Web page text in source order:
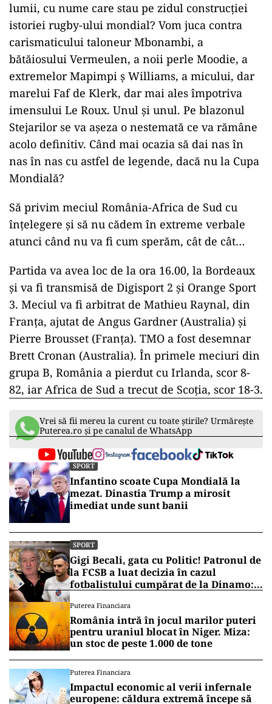
lumii, cu nume care stau pe zidul construcției
istoriei rugby-ului mondial? Vom juca contra
carismaticului taloneur Mbonambi, a
bătăiosului Vermeulen, a noii perle Moodie, a
extremelor Mapimpi ș Williams, a micului, dar
marelui Faf de Klerk, dar mai ales împotriva
imensului Le Roux. Unul și unul. Pe blazonul
Stejarilor se va așeza o nestemată ce va rămâne
acolo definitiv. Când mai ocazia să dai nas în
nas în nas cu astfel de legende, dacă nu la Cupa
Mondială?
Să privim meciul România-Africa de Sud cu
înțelegere și să nu cădem în extreme verbale
atunci când nu va fi cum sperăm, cât de cât…
Partida va avea loc de la ora 16.00, la Bordeaux
şi va fi transmisă de Digisport 2 şi Orange Sport
3. Meciul va fi arbitrat de Mathieu Raynal, din
Franţa, ajutat de Angus Gardner (Australia) şi
Pierre Brousset (Franţa). TMO a fost desemnar
Brett Cronan (Australia). În primele meciuri din
grupa B, România a pierdut cu Irlanda, scor 8-
82, iar Africa de Sud a trecut de Scoţia, scor 18-3.
Vrei să fii mereu la curent cu toate știrile? Urmărește
Puterea.ro și pe canalul de WhatsApp
SPORT
Infantino scoate Cupa Mondială la
mezat. Dinastia Trump a mirosit
imediat unde sunt banii
SPORT
Gigi Becali, gata cu Politic! Patronul de
la FCSB a luat decizia în cazul
fotbalistului cumpărat de la Dinamo:
Puterea Financiara
România intră în jocul marilor puteri
pentru uraniul blocat în Niger. Miza:
un stoc de peste 1.000 de tone
Puterea Financiara
Impactul economic al verii infernale
europene: căldura extremă începe să